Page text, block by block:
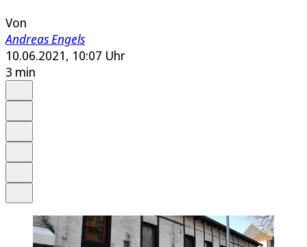
Von
Andreas Engels
10.06.2021, 10:07 Uhr
3 min